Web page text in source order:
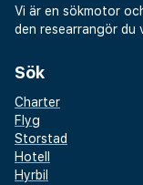
Vi är en sökmotor
den researrangör du
Sök
Charter
Flyg
Storstad
Hotell
Hyrbil